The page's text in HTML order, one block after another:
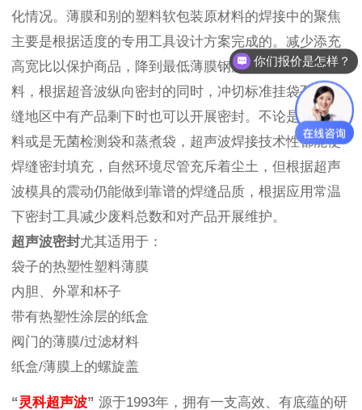
化情况。薄膜和别的塑料软包装原材料的焊接中的聚焦
主要是根据适度的专用工具设计方案完成的。减少添充
高宽比以保护商品，降到最低薄膜钢筋搭接以节约原材
料，根据超音波纵向密封的同时，冲切标准挂袋孔，焊
缝地区中有产品剩下时也可以开展密封。不论是热填充
料或是无菌检测袋和蒸煮袋，超声波焊接技术性都能使
焊缝密封填充，自然环境尽管充斥着尘土，但根据超声
波模具的震动仍能做到靠谱的焊缝品质，根据应用常温
下密封工具减少废料总数和对产品开展维护。
超声波密封尤其适用于：
袋子的热塑性塑料薄膜
内胆、外罩和杯子
带有热塑性涂层的纸盒
阀门的薄膜/过滤材料
纸盒/薄膜上的螺旋盖
“灵科超声波” 源于1993年，拥有一支高效、有底蕴的研
你们报价是怎样？